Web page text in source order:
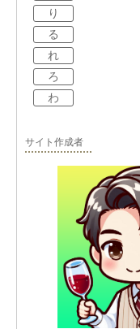
り
る
れ
ろ
わ
サイト作成者